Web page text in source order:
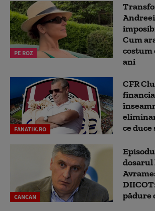
PE ROZ
Cum
costum
ani
FANATIK.RO
CFR
ce
CANCAN
pădure